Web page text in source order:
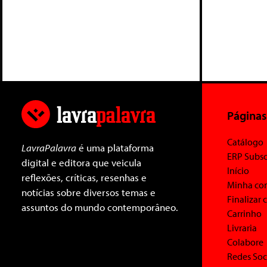
LavraPalavraé uma plataforma
digital e editora que veicula
reflexões, críticas, resenhas e
notícias sobre diversos temas e
assuntos do mundo contemporâneo.
Páginas
Catálogo
ERP
Início
Minha
Finalizar
Carrinho
Livraria
Colabore
Redes